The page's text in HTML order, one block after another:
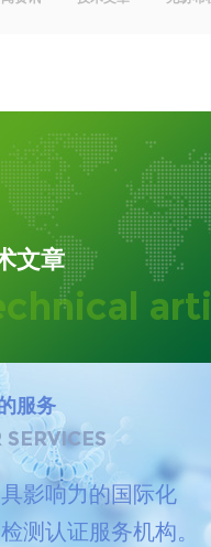
更多
轨道交通变形监测
固废处理工程
更多
在线咨询
文章
服务
SERVICES
影响力的国际化
测认证服务机构。